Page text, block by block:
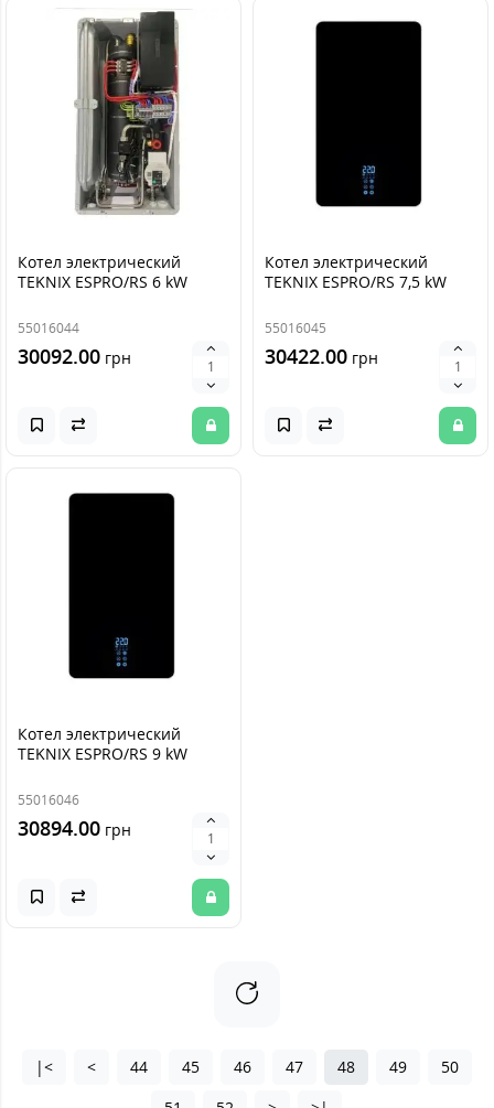
Котел электрический
TEKNIX ESPRO/RS 6 kW
55016044
30092.00 грн
Котел электрический
TEKNIX ESPRO/RS 7,5 kW
55016045
30422.00 грн
Котел электрический
TEKNIX ESPRO/RS 9 kW
55016046
30894.00 грн
|< < 44 45 46 47 48 49
50